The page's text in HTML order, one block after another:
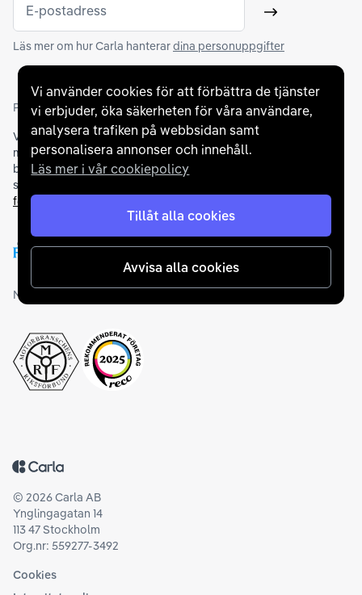
Vi använder cookies för att förbättra de tjänster
vi erbjuder, öka säkerheten för våra användare,
analysera trafiken på webbsidan samt
personalisera annonser och innehåll.
Läs mer i vår cookiepolicy
Tillåt alla cookies
Avvisa alla cookies
E-postadress Skicka
Läs mer om hur Carla hanterardina personuppgifter
Partners och betallösningar
Vi samarbetar med flertalet banker för att erbjuda dig bästa
möjliga finansieringslösning och stödjer en rad olika
betalningsmetoder. För att du ska känna dig trygg vid ditt köp
samarbetar vi med Folksam och AutoConcept gällande
försäkringar och garantier
Medlemskap och utmärkelser
Tillbaka till startsidan
© 2026Carla AB
Ynglingagatan 14
113 47 Stockholm
Org.nr: 559277-3492
Cookies